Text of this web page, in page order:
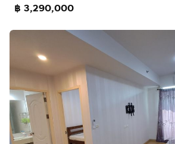
฿ 3,290,000